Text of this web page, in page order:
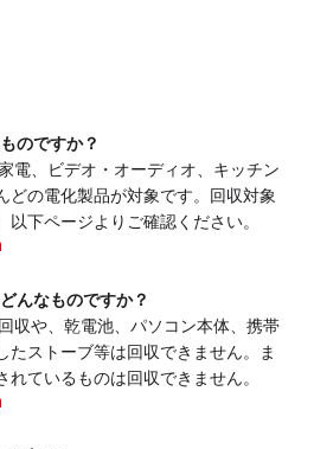
のですか？
電、ビデオ・オーディオ、キッチン
どの電化製品が対象です。回収対象
下ページよりご確認ください。
んなものですか？
収や、乾電池、パソコン本体、携帯
たストーブ等は回収できません。ま
ているものは回収できません。